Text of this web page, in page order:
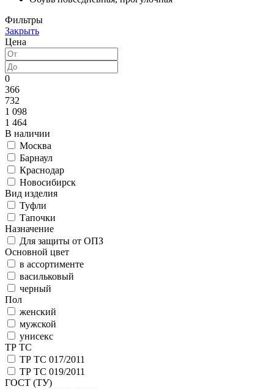
Фильтры
Закрыть
Цена
0
366
732
1 098
1 464
В наличии
Москва
Барнаул
Краснодар
Новосибирск
Вид изделия
Туфли
Тапочки
Назначение
Для защиты от ОПЗ
Основной цвет
в ассортименте
васильковый
черный
Пол
женский
мужской
унисекс
ТР ТС
ТР ТС 017/2011
ТР ТС 019/2011
ГОСТ (ТУ)